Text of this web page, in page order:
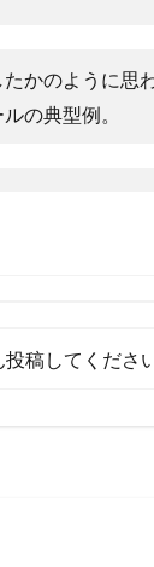
かのように思
の典型例。
稿してください